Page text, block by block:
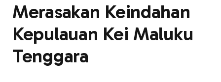
Merasakan Keindahan
Kepulauan Kei Maluku
Tenggara